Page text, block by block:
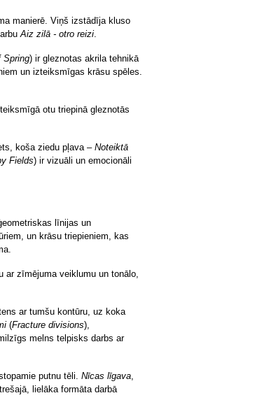
manierē. Viņš izstādīja kluso
Aiz zilā - otro reizi.
Spring) ir gleznotas akrila tehnikā
un izteiksmīgas krāsu spēles.
otu triepinā gleznotās
koša ziedu pļava – Noteiktā
Fields) ir vizuāli un emocionāli
līnijas un
un krāsu triepieniem, kas
zīmējuma veiklumu un tonālo,
ar tumšu kontūru, uz koka
(Fracture divisions),
melns telpisks darbs ar
putnu tēli. Nīcas līgava,
lielāka formāta darbā